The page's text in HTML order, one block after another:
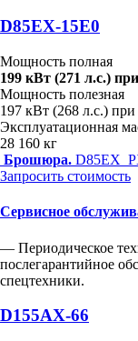
D85EX-15E0
Мощность полная
199 кВт (271 л.с.)
Мощность полезная
197 кВт (268 л.с.)
Эксплуатационная
28 160 кг
Брошюра.
Запросить стоимость
Сервисное
— Периодическое
послегарантийное
спецтехники.
D155AX-66